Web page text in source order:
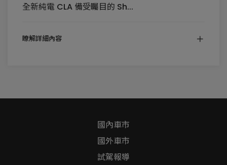
全新純電 CLA 備受矚目的 Sh...
瞭解詳細內容
國內車市
國外車市
試駕報導